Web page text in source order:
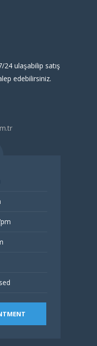
24 ulaşabilip satış
edebilirsiniz.